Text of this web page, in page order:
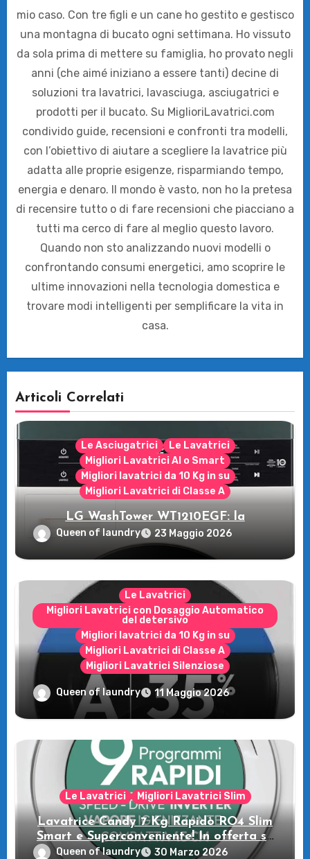
mio caso. Con tre figli e un cane ho gestito e gestisco
una montagna di bucato ogni settimana. Ho vissuto
da sola prima di mettere su famiglia, ho provato negli
anni (che aimé iniziano a essere tanti) decine di
soluzioni tra lavatrici, lavasciuga, asciugatrici e
prodotti per il bucato. Su MiglioriLavatrici.com
condivido guide, recensioni e confronti tra modelli,
con l’obiettivo di aiutare a scegliere la lavatrice più
adatta alle proprie esigenze, risparmiando tempo,
energia e denaro. Il mondo è vasto, non ho la pretesa
di recensire tutto o di fare recensioni che piacciano a
tutti ma cerco di fare al meglio questo lavoro.
Quando non sto analizzando nuovi modelli o
confrontando consumi energetici, amo scoprire le
ultime innovazioni nella tecnologia domestica e
trovare modi intelligenti per semplificare la vita in
casa.
Articoli Correlati
Le Asciugatrici
Le Lavatrici
Migliori Lavatrici AI o Smart
Migliori lavatrici da 10 Kg in su
Migliori Lavatrici di Classe A
LG WashTower WT1210EGF: la
rivoluzione intelligente per il tuo bucato!
Queen of laundry 23 Maggio 2026
Le Lavatrici
Migliori Lavatrici con Dosaggio Automatico
del detersivo
Migliori lavatrici da 10 Kg in su
Migliori Lavatrici di Classe A
Migliori Lavatrici Silenziose
Recensione della Lavatrice Candy
MultiWash: Innovazione e flessibilità a
casa tua!
Queen of laundry 11 Maggio 2026
Le Lavatrici Migliori Lavatrici Slim
Lavatrice Candy 7 Kg Rapidò RO4 Slim
Smart e Superconveniente! In offerta su
Amazon
Queen of laundry 30 Marzo 2026